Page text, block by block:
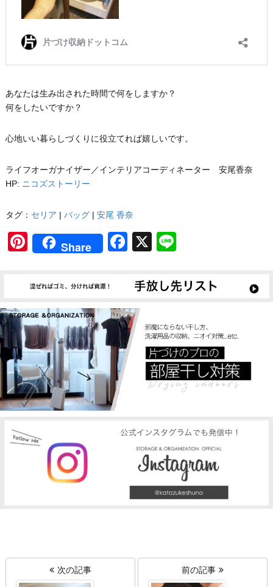
あなたは生み出された時間で何をしますか？
何をしたいですか？
心地いい暮らしづくりに役立てれば嬉しいです。
ライフオーガナイザー／インテリアコーディネーター 安尾香奈
HP: ニコズストーリー
タグ： セリア | バッグ| 安尾 香奈
Pinterest
Share Facebook
X
次の記事 前の記事